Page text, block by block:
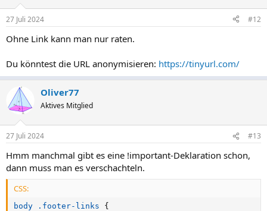
27 Juli 2024 #12
Ohne Link kann man nur raten.
Du könntest die URL anonymisieren: https://tinyurl.com/
Oliver77
Aktives Mitglied
27 Juli 2024 #13
Hmm manchmal gibt es eine !important-Deklaration schon,
dann muss man es verschachteln.
CSS:
body .footer-links
{